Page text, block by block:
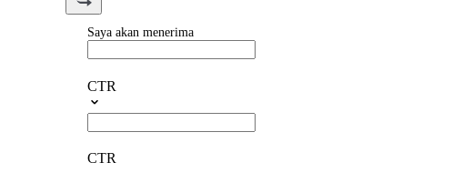
Saya akan menerima
CTR
CTR